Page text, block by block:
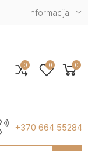
Informacija
+370 664 55284
0 0 0